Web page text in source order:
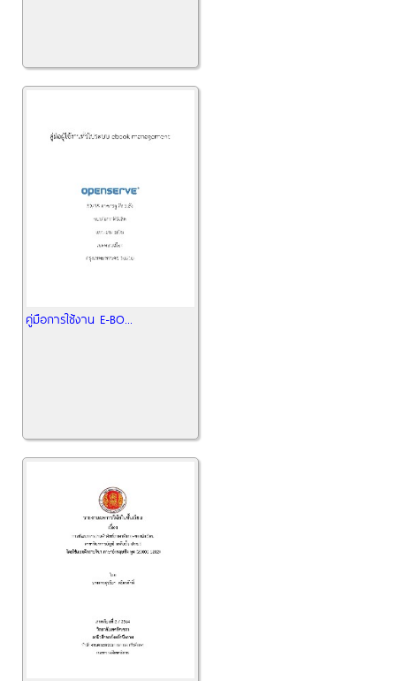
คู่มือการใช้งาน E-BO...